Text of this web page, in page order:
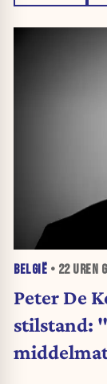
BELGIË • 22 UREN
Peter De
stilstand: